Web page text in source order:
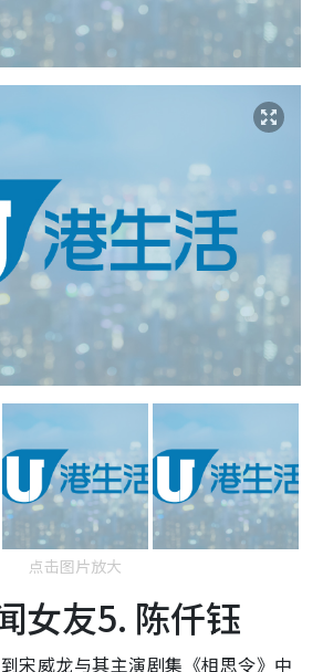
点击图片放大
女友5. 陈仟钰
宋威龙与其主演剧集《相思令》中